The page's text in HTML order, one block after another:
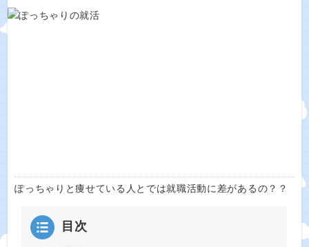
ぽっちゃりと痩せている人とでは就職活動に差があるの？？
目次